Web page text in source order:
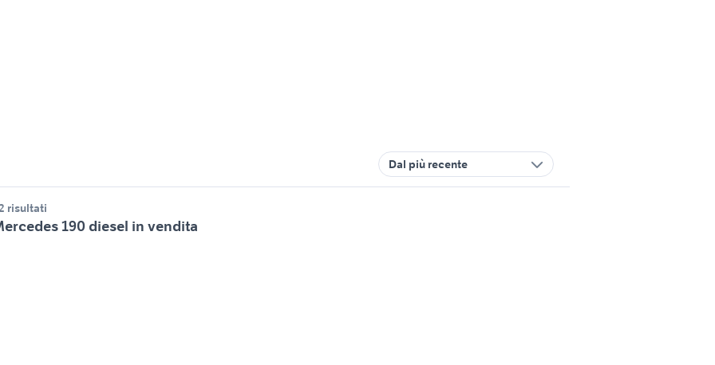
Dal più recente
risultati
190 diesel in vendita